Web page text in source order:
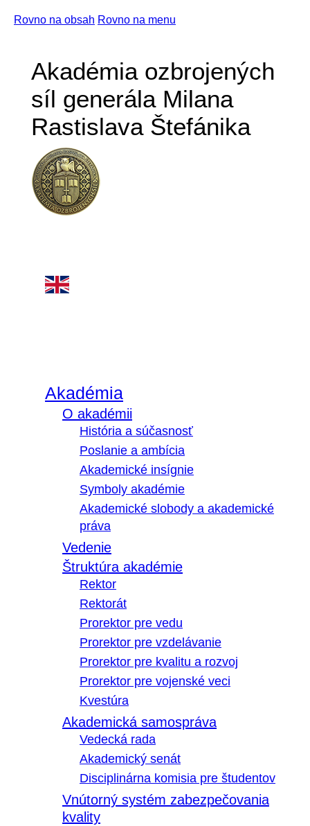
Rovno na obsah Rovno na menu
Akadémia ozbrojených
síl generála Milana
Rastislava Štefánika
Akadémia
O akadémii
História a súčasnosť
Poslanie a ambícia
Akademické insígnie
Symboly akadémie
Akademické slobody a akademické
práva
Vedenie
Štruktúra akadémie
Rektor
Rektorát
Prorektor pre vedu
Prorektor pre vzdelávanie
Prorektor pre kvalitu a rozvoj
Prorektor pre vojenské veci
Kvestúra
Akademická samospráva
Vedecká rada
Akademický senát
Disciplinárna komisia pre študentov
Vnútorný systém zabezpečovania
kvality